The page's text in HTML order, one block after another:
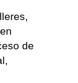
de